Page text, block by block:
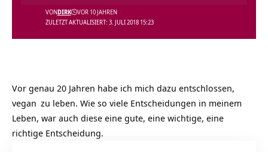
ZULETZT AKTUALISIERT: 3. JULI 2018 15:23
VONDIRK VOR 10 JAHREN
Vor genau 20 Jahren habe ich mich dazu entschlossen,
vegan zu leben. Wie so viele Entscheidungen in meinem
Leben, war auch diese eine gute, eine wichtige, eine
richtige Entscheidung.